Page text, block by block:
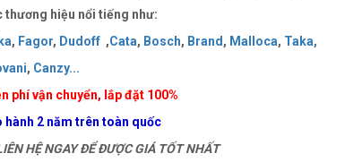
thương hiệu nổi tiếng như:
, Fagor, Dudoff ,Cata, Bosch, Brand, Malloca, Taka,
, Canzy...
phí vận chuyển, lắp đặt 100%
hành 2 năm trên toàn quốc
HỆ NGAY ĐỂ ĐƯỢC GIÁ TỐT NHẤT